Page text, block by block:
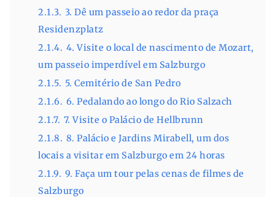
2.1.3. 3. Dê um passeio ao redor da praça
Residenzplatz
2.1.4. 4. Visite o local de nascimento de Mozart,
um passeio imperdível em Salzburgo
2.1.5. 5. Cemitério de San Pedro
2.1.6. 6. Pedalando ao longo do Rio Salzach
2.1.7. 7. Visite o Palácio de Hellbrunn
2.1.8. 8. Palácio e Jardins Mirabell, um dos
locais a visitar em Salzburgo em 24 horas
2.1.9. 9. Faça um tour pelas cenas de filmes de
Salzburgo